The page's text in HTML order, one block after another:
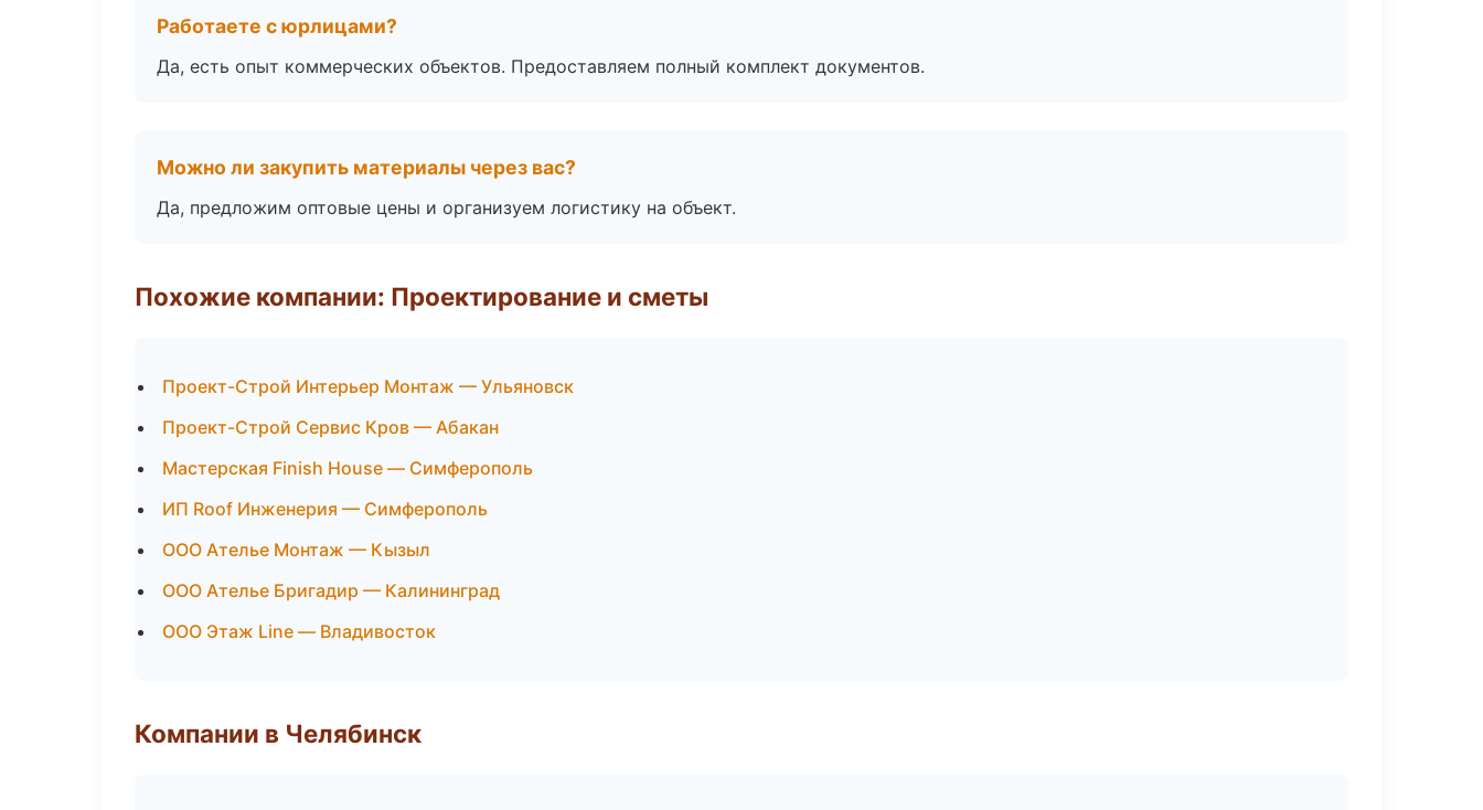
Работаете с юрлицами?
Да, есть опыт коммерческих объектов. Предоставляем полный комплект документов.
Можно ли закупить материалы через вас?
Да, предложим оптовые цены и организуем логистику на объект.
Похожие компании: Проектирование и сметы
Проект-Строй Интерьер Монтаж — Ульяновск
Проект-Строй Сервис Кров — Абакан
Мастерская Finish House — Симферополь
ИП Roof Инженерия — Симферополь
ООО Ателье Монтаж — Кызыл
ООО Ателье Бригадир — Калининград
ООО Этаж Line — Владивосток
Компании в Челябинск